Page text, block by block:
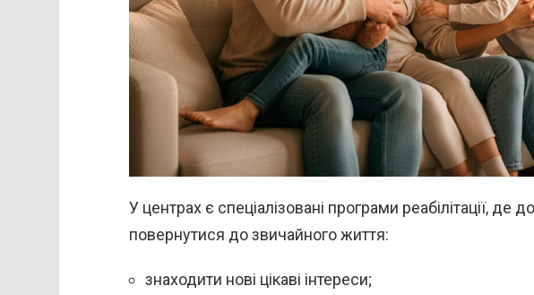
У центрах є спеціалізовані програми реабілітації, де
повернутися до звичайного життя:
знаходити нові цікаві інтереси;